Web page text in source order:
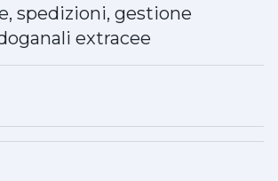
spedizioni, gestione
extracee